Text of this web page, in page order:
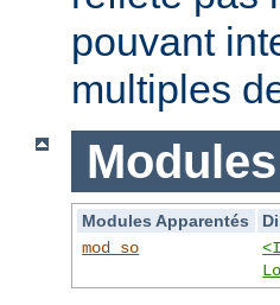
pouvant
multiples
Modules
Modules Apparentés
mod_so